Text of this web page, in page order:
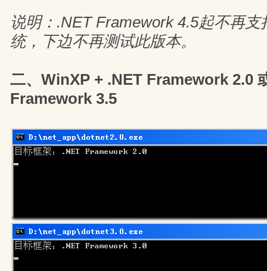
说明：.NET Framework 4.5起不再支
统，下边不再测试此版本。
二、WinXP + .NET Framework 2.0
Framework 3.5